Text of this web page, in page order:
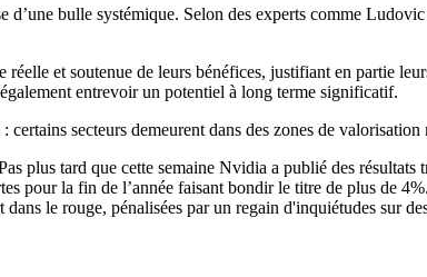
d’une bulle systémique. Selon des experts comme
et soutenue de leurs bénéfices, justifiant en partie
entrevoir un potentiel à long terme significatif.
secteurs demeurent dans des zones de
plus tard que cette semaine Nvidia a publié des
pour la fin de l’année faisant bondir le titre de plus de
le rouge, pénalisées par un regain d'inquiétudes sur